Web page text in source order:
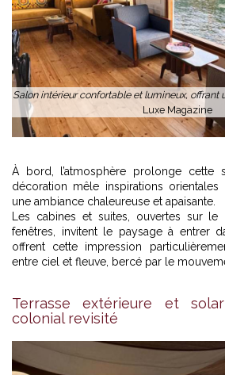
Salon intérieur confortable et lumineux, offrant
Luxe Magazine
À bord, l’atmosphère prolonge cette
décoration mêle inspirations
une ambiance chaleureuse et apaisante.
Les cabines et suites, ouvertes sur
fenêtres, invitent le paysage à entrer
offrent cette impression
entre ciel et fleuve, bercé par le
Terrasse extérieure et
colonial revisité